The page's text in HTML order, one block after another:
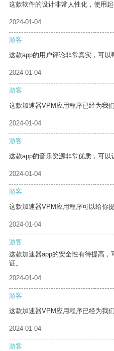
这款软件的设计非常人性化，使用起
2024-01-04
游客
这款app的用户评论非常真实，可以
2024-01-04
游客
这款加速器VPM应用程序已经为我
2024-01-04
游客
这款app的音乐资源非常优质，可以
2024-01-04
游客
这款加速器VPM应用程序可以给你
2024-01-04
游客
这款加速器app的安全性有待提高
证。
2024-01-04
游客
这款加速器VPM应用程序已经为我
2024-01-04
游客